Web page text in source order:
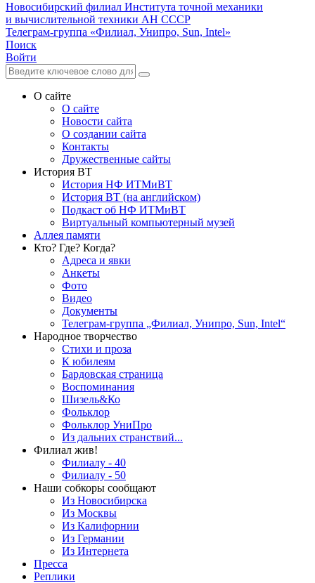
Новосибирский филиал Института точной механики
и вычислительной техники АН СССР
Телеграм-группа «Филиал, Унипро, Sun, Intel»
Поиск
Войти
О сайте
О сайте
Новости сайта
О создании сайта
Контакты
Дружественные сайты
История ВТ
История НФ ИТМиВТ
История ВТ (на английском)
Подкаст об НФ ИТМиВТ
Виртуальный компьютерный музей
Аллея памяти
Кто? Где? Когда?
Адреса и явки
Анкеты
Фото
Видео
Документы
Телеграм-группа „Филиал, Унипро, Sun, Intel“
Народное творчество
Стихи и проза
К юбилеям
Бардовская страница
Воспоминания
Шизель&Ко
Фольклор
Фольклор УниПро
Из дальних странствий...
Филиал жив!
Филиалу - 40
Филиалу - 50
Наши собкоры сообщают
Из Новосибирска
Из Москвы
Из Калифорнии
Из Германии
Из Интернета
Пресса
Реплики